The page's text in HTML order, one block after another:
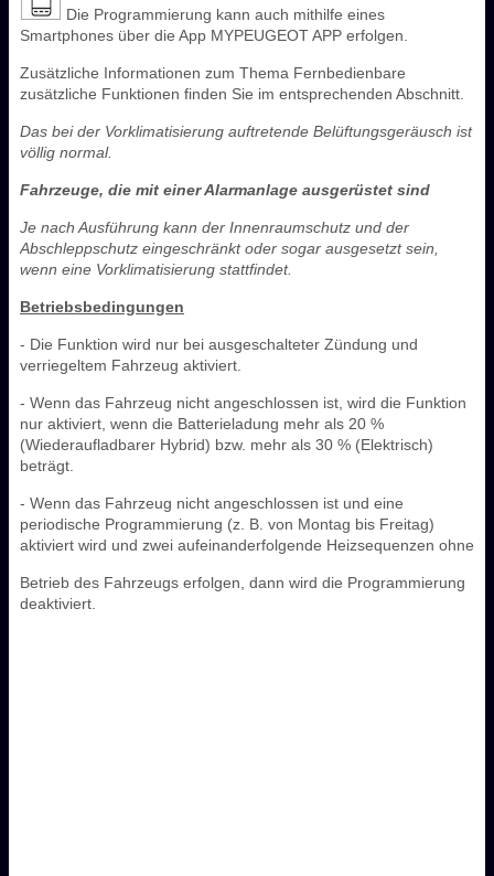
Die Programmierung kann auch mithilfe eines
Smartphones über die App MYPEUGEOT APP erfolgen.
Zusätzliche Informationen zum Thema Fernbedienbare
zusätzliche Funktionen finden Sie im entsprechenden Abschnitt.
Das bei der Vorklimatisierung auftretende Belüftungsgeräusch ist
völlig normal.
Fahrzeuge, die mit einer Alarmanlage ausgerüstet sind
Je nach Ausführung kann der Innenraumschutz und der
Abschleppschutz eingeschränkt oder sogar ausgesetzt sein,
wenn eine Vorklimatisierung stattfindet.
Betriebsbedingungen
- Die Funktion wird nur bei ausgeschalteter Zündung und
verriegeltem Fahrzeug aktiviert.
- Wenn das Fahrzeug nicht angeschlossen ist, wird die Funktion
nur aktiviert, wenn die Batterieladung mehr als 20 %
(Wiederaufladbarer Hybrid) bzw. mehr als 30 % (Elektrisch)
beträgt.
- Wenn das Fahrzeug nicht angeschlossen ist und eine
periodische Programmierung (z. B. von Montag bis Freitag)
aktiviert wird und zwei aufeinanderfolgende Heizsequenzen ohne
Betrieb des Fahrzeugs erfolgen, dann wird die Programmierung
deaktiviert.